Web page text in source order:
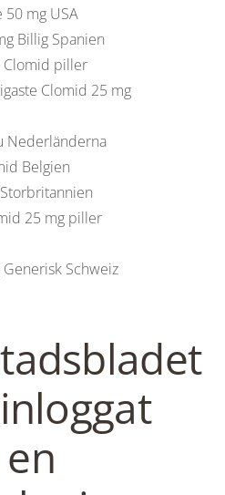
mg USA
Billig Spanien
Clomid piller
Clomid 25 mg
Nederländerna
Belgien
25 mg piller
Schweiz